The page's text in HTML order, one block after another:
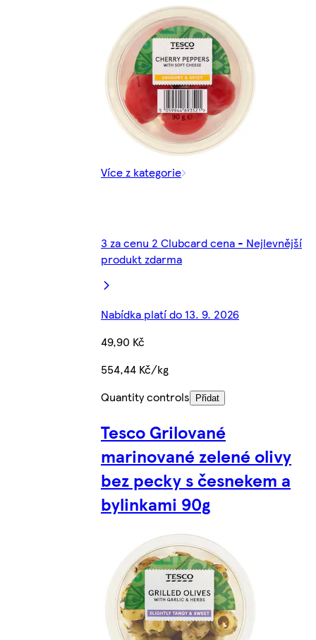
Více z kategorie
3 za cenu 2 Clubcard cena - Nejlevnější
produkt zdarma
Nabídka platí do 13. 9. 2026
49,90 Kč
554,44 Kč/kg
Quantity controls
Přidat
Tesco Grilované
marinované zelené olivy
bez pecky s česnekem a
bylinkami 90g